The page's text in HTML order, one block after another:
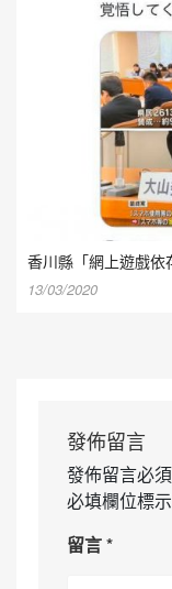
香川縣「網上遊戲依
13/03/2020
發佈留言
發佈留言必
必填欄位標
留言*